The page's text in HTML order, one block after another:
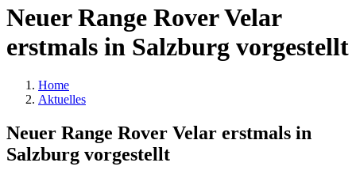
Neuer Range Rover Velar
erstmals in Salzburg vorgestellt
Home
Aktuelles
Neuer Range Rover Velar erstmals in
Salzburg vorgestellt